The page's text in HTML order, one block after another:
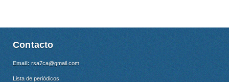
Contacto
Email: rsa7ca@gmail.com
Lista de periódicos